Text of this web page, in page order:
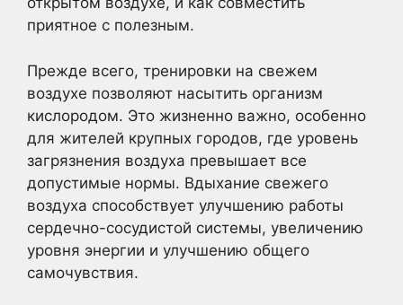
приятное с полезным.
Прежде всего, тренировки на свежем
воздухе позволяют насытить организм
кислородом. Это жизненно важно, особенно
для жителей крупных городов, где уровень
загрязнения воздуха превышает все
допустимые нормы. Вдыхание свежего
воздуха способствует улучшению работы
сердечно-сосудистой системы, увеличению
уровня энергии и улучшению общего
самочувствия.